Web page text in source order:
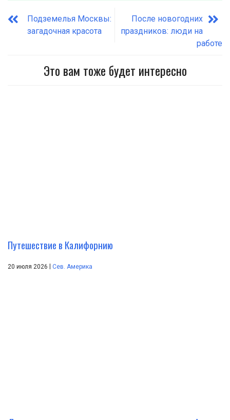
Подземелья Москвы:
загадочная красота
После новогодних
праздников: люди на
работе
Это вам тоже будет интересно
Путешествие в Калифорнию
20 июля 2026 Сев. Америка